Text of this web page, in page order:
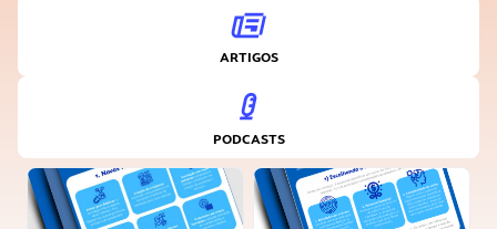
ARTIGOS
PODCASTS